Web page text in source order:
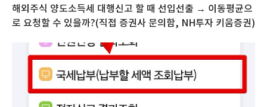
해외주식 양도소득세 대행신고 할 때 선입선출 → 이동평균으
로 요청할 수 있을까?(직접 증권사 문의함, NH투자 키움증권)